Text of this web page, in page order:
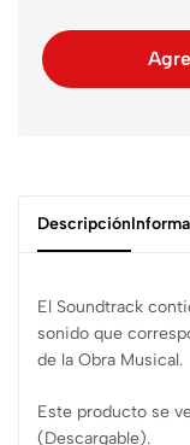
Descripción
El Soundtrack
sonido que
de la Obra Musical.
Este producto se
(Descargable).